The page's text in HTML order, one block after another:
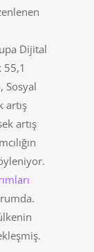
Dijital
55,1
Sosyal
artış
artış